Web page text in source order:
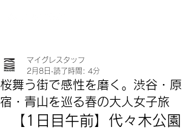
桜舞う街で感性を磨く。渋谷・原
宿・青山を巡る春の大人女子旅
マイグレスタッフ
2月8日 読了時間: 4分
【1日目午前】代々木公園